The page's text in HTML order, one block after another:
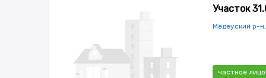
Участок
Медеуский р-
частное лицо